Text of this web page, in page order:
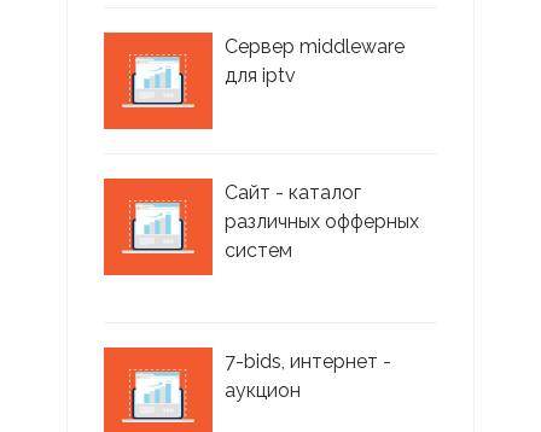
Сервер middleware
для iptv
Сайт - каталог
различных офферных
систем
7-bids, интернет -
аукцион